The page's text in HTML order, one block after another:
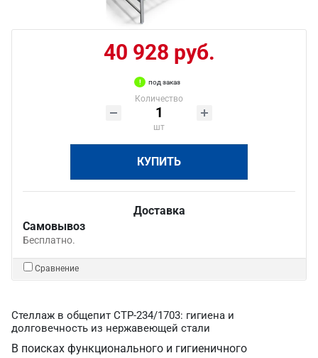
40 928 руб.
под заказ
Количество
шт
КУПИТЬ
Доставка
Самовывоз
Бесплатно.
Сравнение
Стеллаж в общепит СТР-234/1703: гигиена и
долговечность из нержавеющей стали
В поисках функционального и гигиеничного